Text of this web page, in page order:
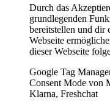
Durch das
grundlegenden
bereitstellen und dir
Webseite
dieser Webseite
Google Tag
Consent Mode von
Klarna, Freshchat